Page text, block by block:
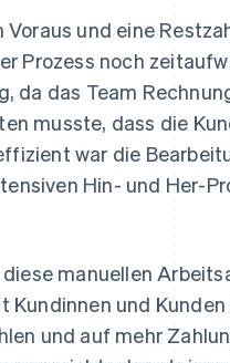
und eine
Prozess noch
da das Team
musste, dass die
war die
Hin- und Her-
manuellen
Kundinnen und
und auf mehr